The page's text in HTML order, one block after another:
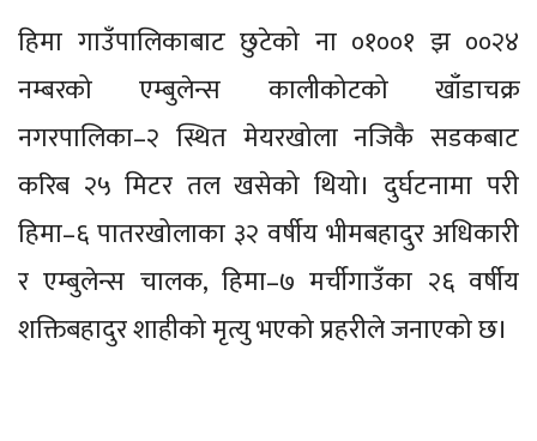
हिमा गाउँपालिकाबाट छुटेको ना ०१००१ झ ००२४
नम्बरको एम्बुलेन्स कालीकोटको खाँडाचक्र
नगरपालिका–२ स्थित मेयरखोला नजिकै सडकबाट
करिब २५ मिटर तल खसेको थियो। दुर्घटनामा परी
हिमा–६ पातरखोलाका ३२ वर्षीय भीमबहादुर अधिकारी
र एम्बुलेन्स चालक, हिमा–७ मर्चीगाउँका २६ वर्षीय
शक्तिबहादुर शाहीको मृत्यु भएको प्रहरीले जनाएको छ।